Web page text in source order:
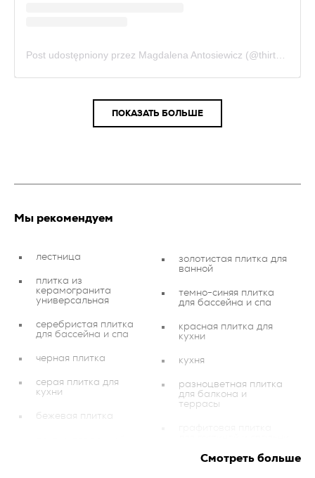
ПОКАЗАТЬ БОЛЬШЕ
Мы рекомендуем
лестница
плитка из
керамогранита
универсальная
серебристая плитка
для бассейна и спа
черная плитка
серая плитка для
кухни
бежевая плитка
золотистая плитка для
ванной
темно-синяя плитка
для бассейна и спа
красная плитка для
кухни
кухня
разноцветная плитка
для балкона и
террасы
бежевая плитка для
Смотреть больше